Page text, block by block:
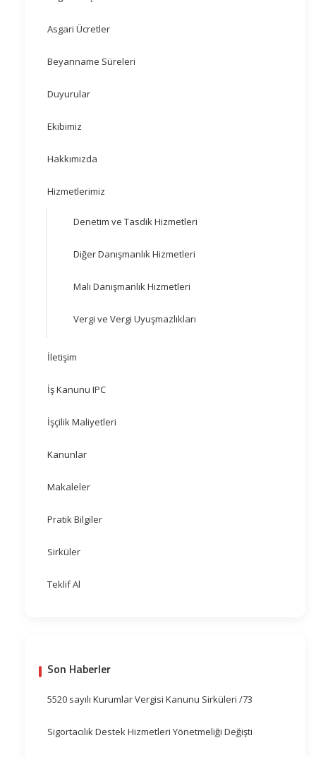
Asgari Ücretler
Beyanname Süreleri
Duyurular
Ekibimiz
Hakkımızda
Hizmetlerimiz
Denetim ve Tasdik Hizmetleri
Diğer Danışmanlık Hizmetleri
Mali Danışmanlık Hizmetleri
Vergi ve Vergi Uyuşmazlıkları
İletişim
İş Kanunu IPC
İşçilik Maliyetleri
Kanunlar
Makaleler
Pratik Bilgiler
Sirküler
Teklif Al
Son Haberler
5520 sayılı Kurumlar Vergisi Kanunu Sirküleri /73
Sigortacılık Destek Hizmetleri Yönetmeliği Değişti